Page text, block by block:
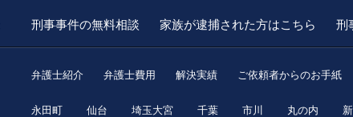
刑事事件の無料相談 家族が逮捕された方はこちら 刑
弁護士紹介 弁護士費用 解決実績 ご依頼者からのお手紙
永田町 仙台 埼玉大宮 千葉 市川 丸の内